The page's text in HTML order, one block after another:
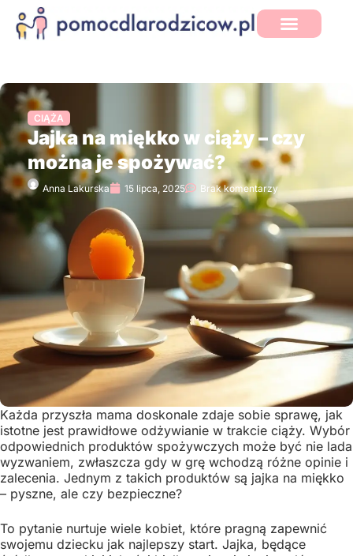
CIĄŻA
Jajka na miękko w ciąży – czy
można je spożywać?
Anna Lakurska 15 lipca, 2025 Brak komentarzy
Każda przyszła mama doskonale zdaje sobie sprawę, jak
istotne jest prawidłowe odżywianie w trakcie ciąży. Wybór
odpowiednich produktów spożywczych może być nie lada
wyzwaniem, zwłaszcza gdy w grę wchodzą różne opinie i
zalecenia. Jednym z takich produktów są jajka na miękko
– pyszne, ale czy bezpieczne?
To pytanie nurtuje wiele kobiet, które pragną zapewnić
swojemu dziecku jak najlepszy start. Jajka, będące